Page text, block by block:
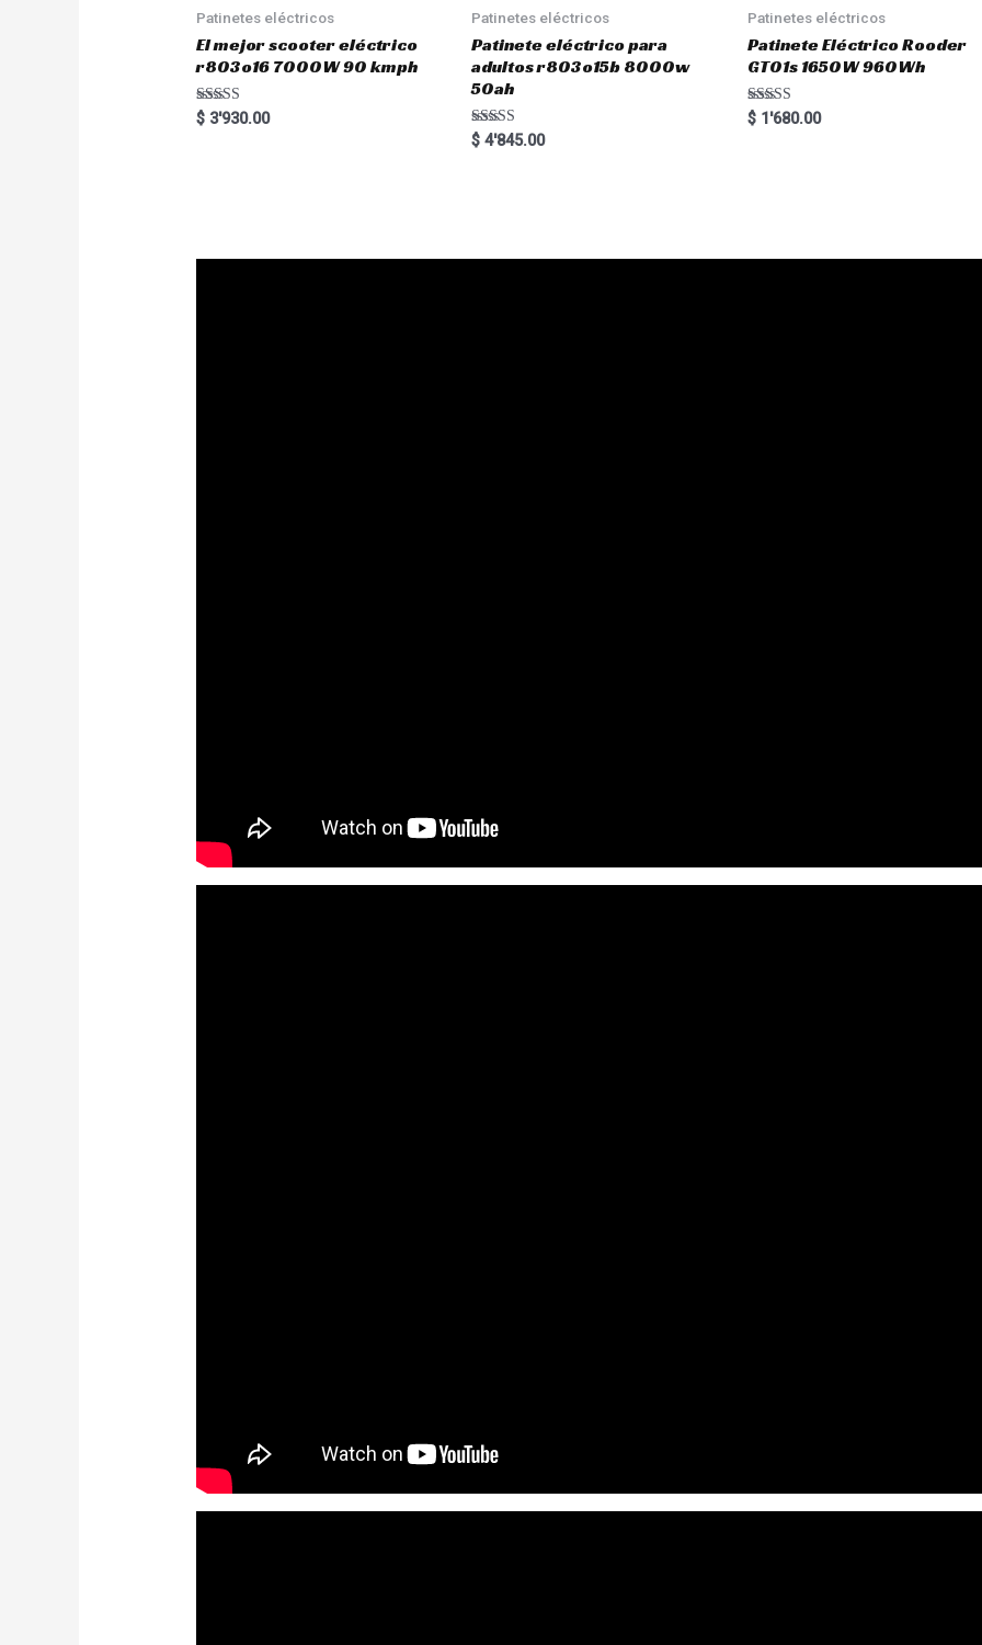
5
5
Patinetes eléctricos
El mejor scooter eléctrico
r803o16 7000W 90 kmph
Rated
5.00
$3'930.00
Patinetes eléctricos
Patinete eléctrico para
adultos r803o15b 8000w
50ah
Rated
5.00
$ 4'845.00
Patinetes eléctricos
Patinete Eléctrico Rooder
GT01s 1650W 960Wh
Rated
5.00
$ 1'680.00